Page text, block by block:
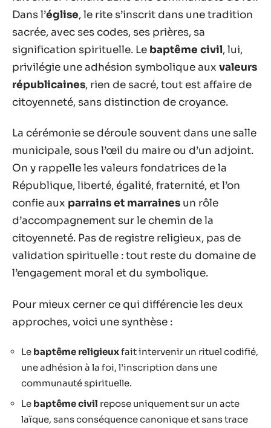
Dans l’église, le rite s’inscrit dans une tradition
sacrée, avec ses codes, ses prières, sa
signification spirituelle. Le baptême civil, lui,
privilégie une adhésion symbolique aux valeurs
républicaines, rien de sacré, tout est affaire de
citoyenneté, sans distinction de croyance.
La cérémonie se déroule souvent dans une salle
municipale, sous l’œil du maire ou d’un adjoint.
On y rappelle les valeurs fondatrices de la
République, liberté, égalité, fraternité, et l’on
confie aux parrains et marraines un rôle
d’accompagnement sur le chemin de la
citoyenneté. Pas de registre religieux, pas de
validation spirituelle : tout reste du domaine de
l’engagement moral et du symbolique.
Pour mieux cerner ce qui différencie les deux
approches, voici une synthèse :
Le baptême religieuxfait intervenir un rituel codifié,
une adhésion à la foi, l’inscription dans une
communauté spirituelle.
Le baptême civil repose uniquement sur un acte
laïque, sans conséquence canonique et sans trace